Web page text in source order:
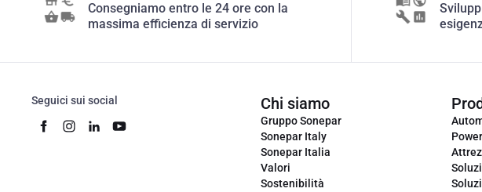
Consegniamo entro le 24 ore con la
massima efficienza di servizio
Seguici sui social Chi siamo
Gruppo Sonepar
Sonepar Italy
Sonepar Italia
Valori
Sostenibilità